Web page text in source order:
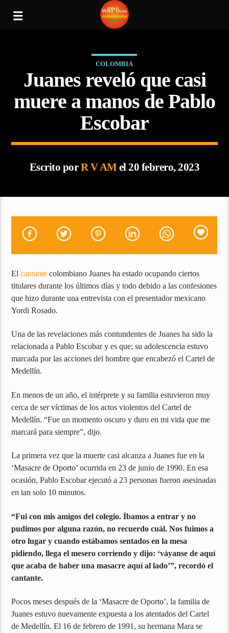
COLOMBIA
Juanes reveló que casi
muere a manos de Pablo
Escobar
Escrito porR V AMel 20 febrero, 2023
Elcantante colombiano Juanes ha estado ocupando ciertos
titulares durante los últimos días y todo debido a las confesiones
que hizo durante una entrevista con el presentador mexicano
Yordi Rosado.
Una de las revelaciones más contundentes de Juanes ha sido la
relacionada a Pablo Escobar y es que; su adolescencia estuvo
marcada por las acciones del hombre que encabezó el Cartel de
Medellín.
En menos de un año, el intérprete y su familia estuvieron muy
cerca de ser víctimas de los actos violentos del Cartel de
Medellín. “Fue un momento oscuro y duro en mi vida que me
marcará para siempre”, dijo.
La primera vez que la muerte casi alcanza a Juanes fue en la
‘Masacre de Oporto’ ocurrida en 23 de junio de 1990. En esa
ocasión, Pablo Escobar ejecutó a 23 personas fueron asesinadas
en tan solo 10 minutos.
“Fui con mis amigos del colegio. Íbamos a entrar y no
pudimos por alguna razón, no recuerdo cuál. Nos fuimos a
otro lugar y cuando estábamos sentados en la mesa
pidiendo, llega el mesero corriendo y dijo: ‘váyanse de aquí
que acaba de haber una masacre aquí al lado’”, recordó el
cantante.
Pocos meses después de la ‘Masacre de Oporto’, la familia de
Juanes estuvo nuevamente expuesta a los atentados del Cartel
de Medellín. El 16 de febrero de 1991, su hermana Mara se